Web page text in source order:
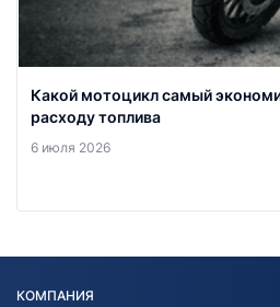
Какой мотоцикл самый
расходу топлива
6 июля 2026
КОМПАНИЯ